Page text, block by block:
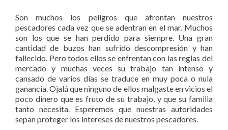
Son muchos los peligros que afrontan nuestros
pescadores cada vez que se adentran en el mar. Muchos
son los que se han perdido para siempre. Una gran
cantidad de buzos han sufrido descompresión y han
fallecido. Pero todos ellos se enfrentan con las reglas del
mercado y muchas veces su trabajo tan intenso y
cansado de varios días se traduce en muy poca o nula
ganancia. Ojalá que ninguno de ellos malgaste en vicios el
poco dinero que es fruto de su trabajo, y que su familia
tanto necesita. Esperemos que nuestras autoridades
sepan proteger los intereses de nuestros pescadores.